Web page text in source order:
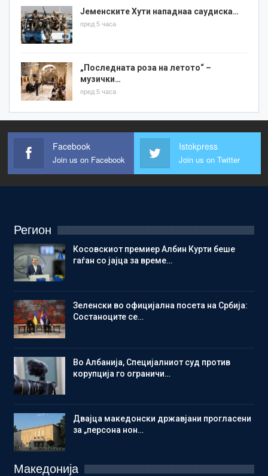
Јеменските Хути нападнаа саудиска…
пред 5 часа
„Последната роза на летото“ –
музички…
пред 5 часа
Facebook
Join us on Facebook
Istokpress
Join us on Twitter
Регион
Косовскиот премиер Албин Курти беше
гаѓан со јајца за време…
Зеленски во официјална посета на Србија:
Состаноците се…
Во Албанија, Специјалниот суд против
корупција го ограничи…
Двајца македонски државјани прогласени
за „персона нон…
Македонија